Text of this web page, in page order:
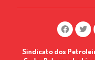
Sindicato dos